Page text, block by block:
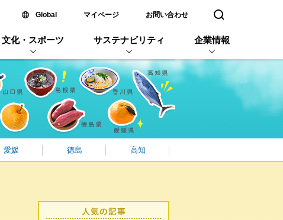
Global新しいウィンドウで開く
マイページ お問い合わせ 検索窓を開く
文化・スポーツ サステナビリティ 企業情報
愛媛 徳島 高知